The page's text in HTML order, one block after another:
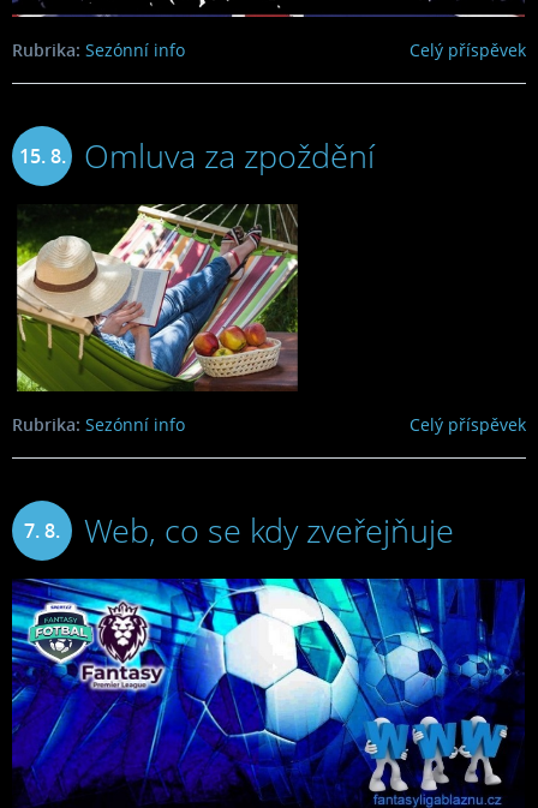
Celý příspěvek
Rubrika: Sezónní info
15. 8.
2024
Omluva za zpoždění
Celý příspěvek
Rubrika: Sezónní info
7. 8.
2024
Web, co se kdy zveřejňuje